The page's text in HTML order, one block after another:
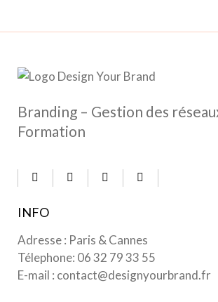
Branding – Gestion des
Formation
INFO
Adresse : Paris & Cannes
Télephone: 06 32 79 33 55
E-mail : contact@designyourbrand.fr